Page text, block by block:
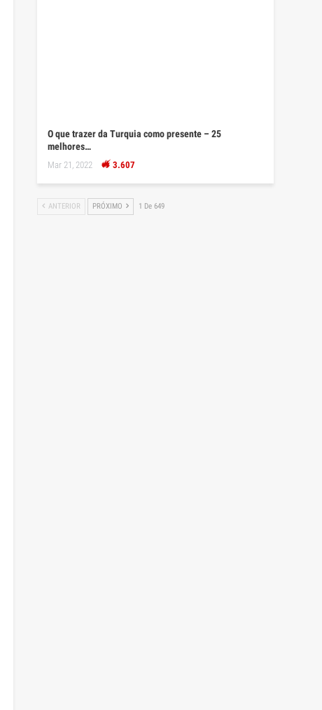
O que trazer da Turquia como presente – 25
melhores…
Mar 21, 2022 3.607
ANTERIOR PRÓXIMO 1 De 649